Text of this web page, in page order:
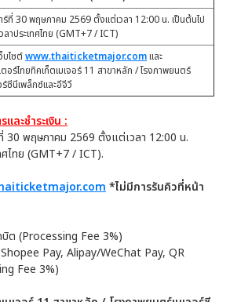
ร์ที่ 30 พฤษภาคม 2569 ตั้งแต่เวลา 12:00 น. เป็นต้นไป
ลาประเทศไทย (GMT+7 / ICT)
บไซต์www.thaiticketmajor.comและ
ตอร์ไทยทิคเก็ตเมเจอร์ 11 สาขาหลัก / โรงภาพยนตร์
ร์ซีนีเพล็กซ์และอีจีวี
ละชำระเงิน :
30 พฤษภาคม 2569 ตั้งแต่เวลา 12:00 น.
ศไทย (GMT+7 / ICT).
*ไม่มีการรันคิวที่หน้า
บิต (Processing Fee 3%)
Pay, Alipay/WeChat Pay, QR
Fee 3%)